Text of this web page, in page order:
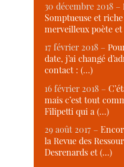
30 décembre 2018 –
Somptueuse et
merveilleux poète
17 février 2018 –
date, j’ai changé
contact : (…)
16 février 2018 –
mais c’est tout
Filipetti qui a (…)
29 août 2017 –
la Revue des
Desrenards et (…)